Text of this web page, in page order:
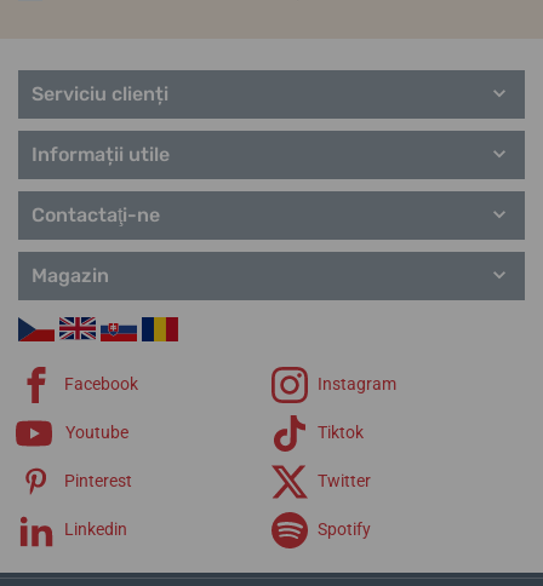
Serviciu clienți
Informații utile
Contactaţi-ne
Magazin
Facebook Instagram
Youtube Tiktok
Pinterest Twitter
Linkedin Spotify